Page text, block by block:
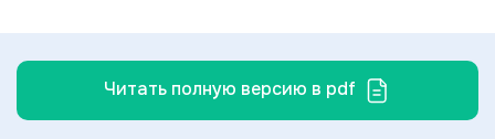
Читать полную версию в pdf